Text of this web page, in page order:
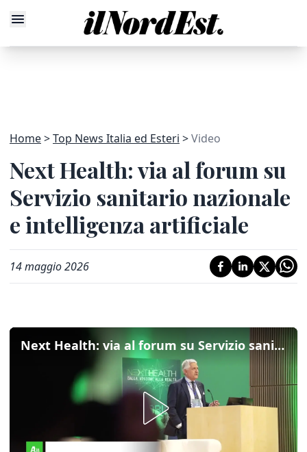
Home Top News Italia ed Esteri Video
Next Health: via al forum su
Servizio sanitario nazionale
e intelligenza artificiale
14 maggio 2026
Next Health: via al forum su Servizio sanitario nazionale e intelligenza artificiale